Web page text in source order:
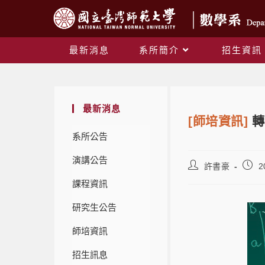
最新消息 系所簡介 招生資訊
最新消息
系所公告
演講公告
課程資訊
研究生公告
師培資訊
招生訊息
[師培資訊]
許書豪